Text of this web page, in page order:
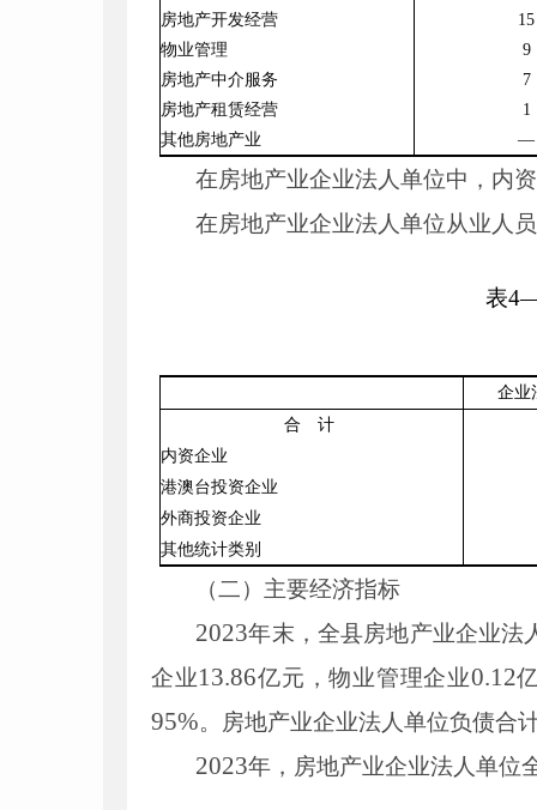
房地产开发经营
15
物业管理
9
房地产中介服务
7
房地产租赁经营
1
其他房地产业
—
在房地产业企业法人单位中，内
在房地产业企业法人单位从业人
表4
企业
合 计
内资企业
港澳台投资企业
外商投资企业
其他统计类别
（二）主要经济指标
2023年末，全县房地产业企业法
企业13.86亿元，物业管理企业0.12
95%。房地产业企业法人单位负债合
2023年，房地产业企业法人单位